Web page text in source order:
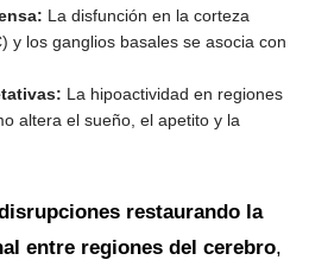
La disfunción en la corteza
y los ganglios basales se asocia con
La hipoactividad en regiones
altera el sueño, el apetito y la
restaurando la
entre regiones del cerebro,